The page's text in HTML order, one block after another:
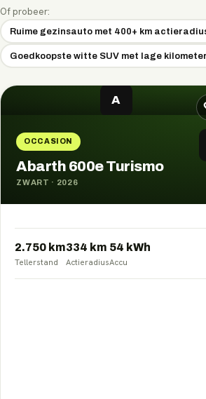
Of probeer:
Ruime gezinsauto met 400+ km
Goedkoopste witte SUV met lage
A
OCCASION
Abarth 600e Turismo
ZWART · 2026
2.750 km
Tellerstand
334 km
Actieradius
54 kWh
Accu